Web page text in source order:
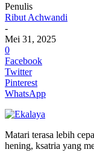
Penulis
Ribut Achwandi
-
Mei 31, 2025
0
Facebook
Twitter
Pinterest
WhatsApp
Matari terasa lebih
hening, ksatria yang